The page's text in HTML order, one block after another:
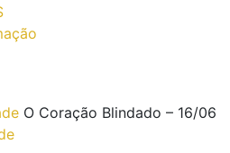
O Coração Blindado – 16/06